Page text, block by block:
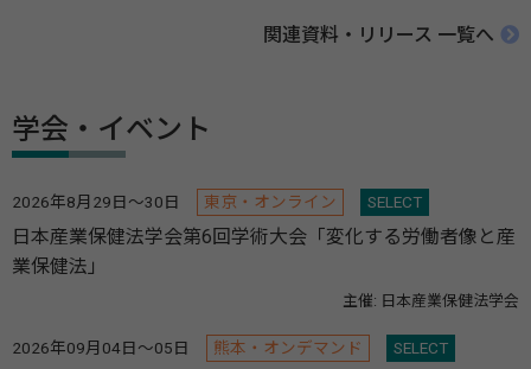
関連資料・リリース 一覧へ
学会・イベント
2026年8月29日～30日 東京・オンライン SELECT
日本産業保健法学会第6回学術大会「変化する労働者像と産
業保健法」
主催: 日本産業保健法学会
2026年09月04日～05日 熊本・オンデマンド SELECT